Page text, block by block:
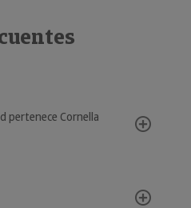
pertenece Cornella